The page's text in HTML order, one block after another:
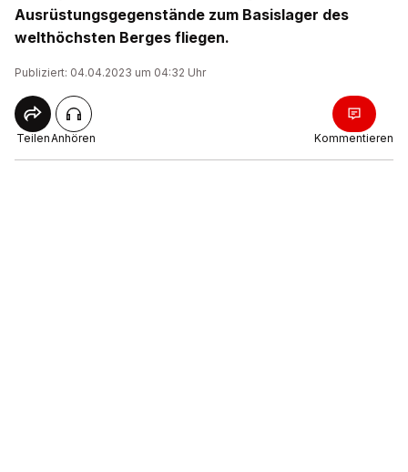
Ausrüstungsgegenstände zum Basislager des
welthöchsten Berges fliegen.
Publiziert: 04.04.2023 um 04:32 Uhr
TeilenAnhören Kommentieren